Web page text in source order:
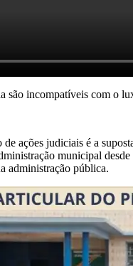
são incompatíveis com o
ações judiciais é a
municipal
administração pública.